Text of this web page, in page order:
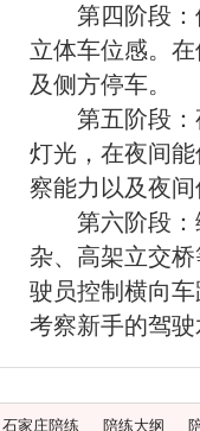
第四阶段：停
立体车位感。
及侧方停车。
第五阶段：夜
灯光，在夜间
察能力以及夜
第六阶段：综
杂、高架立交
驶员控制横向
考察新手的驾
石家庄陪练 陪练大纲